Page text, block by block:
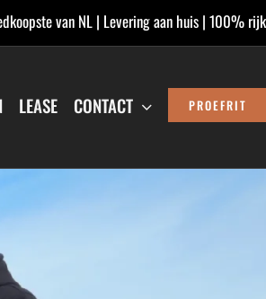
van NL | Levering aan huis | 100%
LEASE CONTACT PROEFRIT